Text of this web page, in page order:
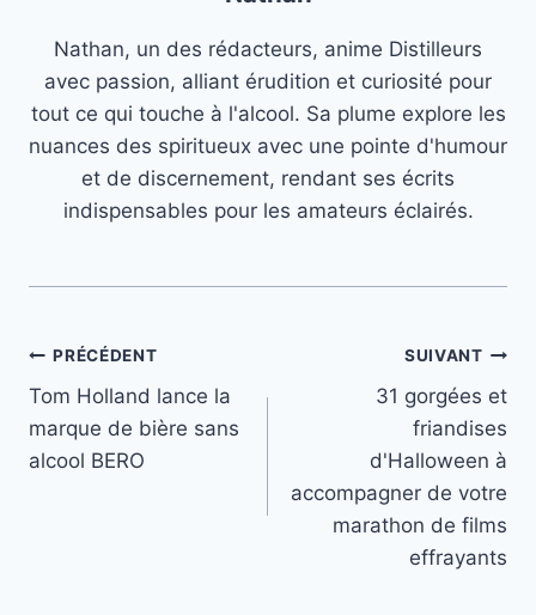
Nathan, un des rédacteurs, anime Distilleurs
avec passion, alliant érudition et curiosité pour
tout ce qui touche à l'alcool. Sa plume explore les
nuances des spiritueux avec une pointe d'humour
et de discernement, rendant ses écrits
indispensables pour les amateurs éclairés.
Navigation
de
l’article
PRÉCÉDENT
Tom Holland lance la
marque de bière sans
alcool BERO
SUIVANT
31 gorgées et
friandises
d'Halloween à
accompagner de votre
marathon de films
effrayants